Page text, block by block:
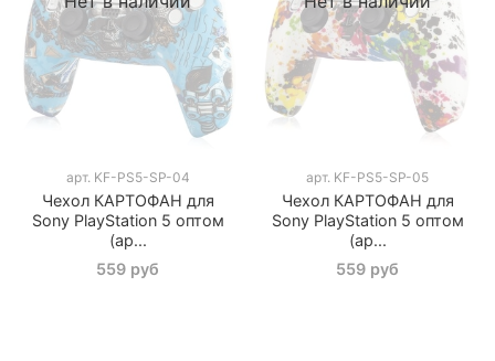
арт. KF-PS5-SP-04
Чехол КАРТОФАН для
Sony PlayStation 5 оптом
(ар...
559 руб
арт. KF-PS5-SP-05
Чехол КАРТОФАН для
Sony PlayStation 5 оптом
(ар...
559 руб